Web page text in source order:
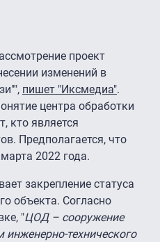
проект
изменений в
пишет "Иксмедиа".
центра обработки
кто является
Предполагается, что
2022 года.
закрепление статуса
объекта. Согласно
"ЦОД – сооружение
технического